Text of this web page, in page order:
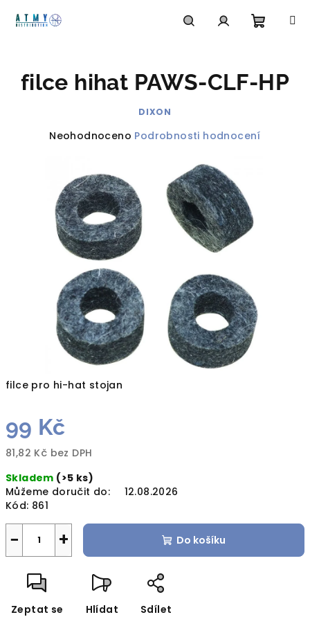
košík
filce pro hi-hat stojan
99 Kč
81,82 Kč bez DPH
cena:
Skladem (>5 ks)
Můžeme doručit do:
12.08.2026
Kód: 861
+
− Do košíku
Zeptat se Hlídat Sdílet
filce hihat PAWS-CLF-HP
DIXON
Průměrné
0,0
5
hvězdiček.
Neohodnoceno Podrobnosti hodnocení